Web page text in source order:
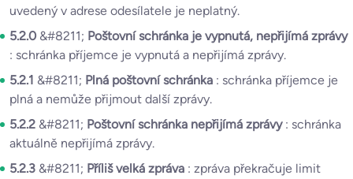
uvedený v adrese odesílatele je neplatný.
5.2.0 &#8211; Poštovní schránka je vypnutá, nepřijímá zprávy
: schránka příjemce je vypnutá a nepřijímá zprávy.
5.2.1 &#8211; Plná poštovní schránka : schránka příjemce je
plná a nemůže přijmout další zprávy.
5.2.2 &#8211; Poštovní schránka nepřijímá zprávy : schránka
aktuálně nepřijímá zprávy.
5.2.3 &#8211; Příliš velká zpráva : zpráva překračuje limit